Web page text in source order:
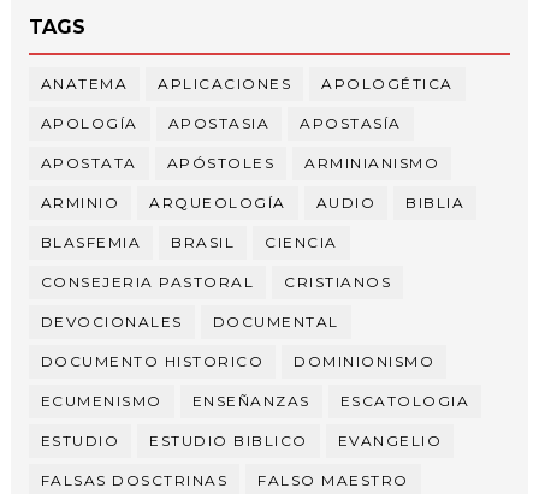
TAGS
ANATEMA APLICACIONES APOLOGÉTICA
APOLOGÍA APOSTASIA APOSTASÍA
APOSTATA APÓSTOLES ARMINIANISMO
ARMINIO ARQUEOLOGÍA AUDIO BIBLIA
BLASFEMIA BRASIL CIENCIA
CONSEJERIA PASTORAL CRISTIANOS
DEVOCIONALES DOCUMENTAL
DOCUMENTO HISTORICO DOMINIONISMO
ECUMENISMO ENSEÑANZAS ESCATOLOGIA
ESTUDIO ESTUDIO BIBLICO EVANGELIO
FALSAS DOSCTRINAS FALSO MAESTRO